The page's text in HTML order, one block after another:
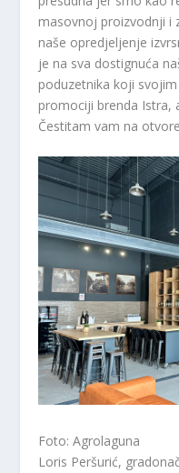
masovnoj proizvodnji i
naše opredjeljenje
je na sva dostignuća
poduzetnika koji
promociji brenda Istra,
Čestitam vam na
Foto: Agrolaguna
Loris Peršurić,